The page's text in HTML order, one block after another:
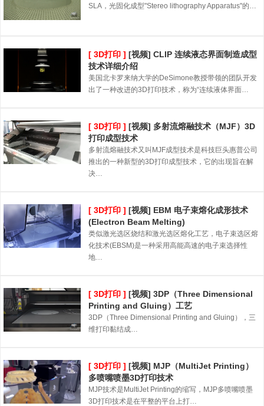
SLA，光固化成型"Stereo lithography Apparatus"的…
[ 3D打印 ] [视频] CLIP 连续液态界面制造成型
技术详细介绍
美国北卡罗来纳大学的DeSimone教授带领的团队开发
出了一种改进的3D打印技术，称为“连续液体界面…
[ 3D打印 ] [视频] 多射流熔融技术（MJF）3D
打印成型技术
多射流熔融技术又叫MJF成型技术是科技巨头惠普公司
推出的一种新型的3D打印成型技术，它的出现旨在解
决…
[ 3D打印 ] [视频] EBM 电子束熔化成形技术
(Electron Beam Melting)
类似激光选区烧结和激光选区熔化工艺，电子束选区熔
化技术(EBSM)是一种采用高能高速的电子束选择性
地…
[ 3D打印 ] [视频] 3DP（Three Dimensional
Printing and Gluing）工艺
3DP（Three Dimensional Printing and Gluing），三
维打印黏结成…
[ 3D打印 ] [视频] MJP（MultiJet Printing）
多喷嘴喷墨3D打印技术
MJP技术是MultiJet Printing的缩写，MJP多喷嘴喷墨
3D打印技术是在平整的平台上打…